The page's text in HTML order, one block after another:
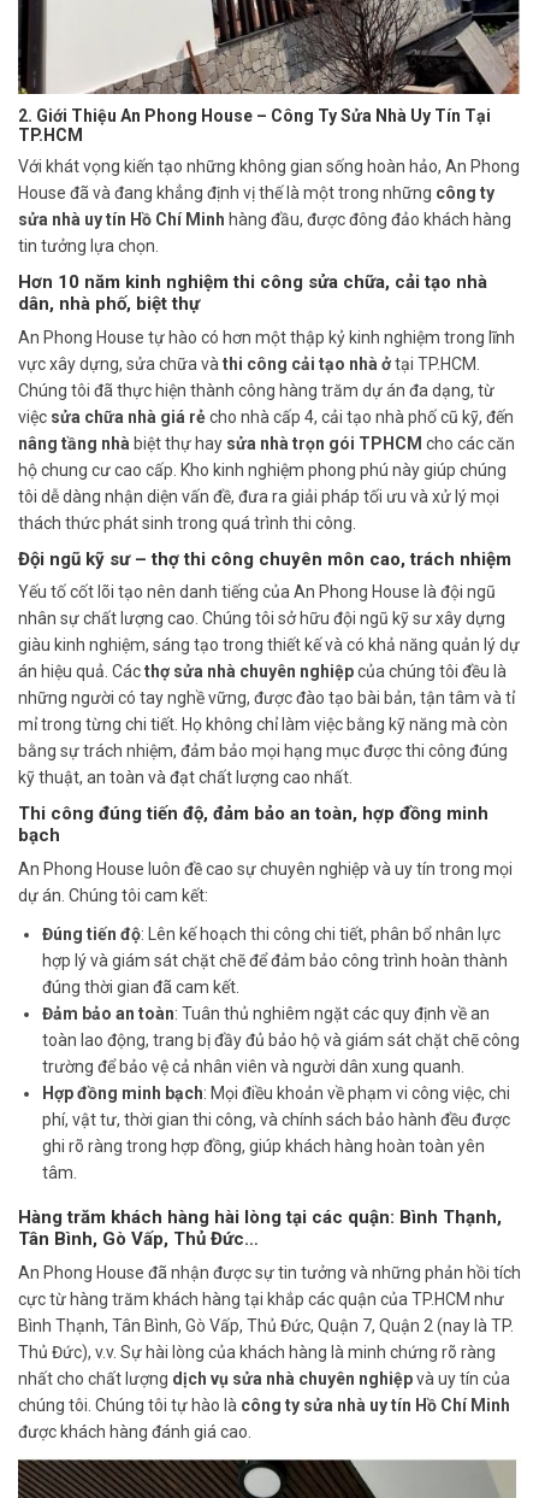
2. Giới Thiệu An Phong House – Công Ty Sửa Nhà Uy Tín Tại
TP.HCM
Với khát vọng kiến tạo những không gian sống hoàn hảo, An Phong
House đã và đang khẳng định vị thế là một trong những công ty
sửa nhà uy tín Hồ Chí Minh hàng đầu, được đông đảo khách hàng
tin tưởng lựa chọn.
Hơn 10 năm kinh nghiệm thi công sửa chữa, cải tạo nhà
dân, nhà phố, biệt thự
An Phong House tự hào có hơn một thập kỷ kinh nghiệm trong lĩnh
vực xây dựng, sửa chữa và thi công cải tạo nhà ởtại TP.HCM.
Chúng tôi đã thực hiện thành công hàng trăm dự án đa dạng, từ
việc sửa chữa nhà giá rẻcho nhà cấp 4, cải tạo nhà phố cũ kỹ, đến
nâng tầng nhà biệt thự hay sửa nhà trọn gói TPHCM cho các căn
hộ chung cư cao cấp. Kho kinh nghiệm phong phú này giúp chúng
tôi dễ dàng nhận diện vấn đề, đưa ra giải pháp tối ưu và xử lý mọi
thách thức phát sinh trong quá trình thi công.
Đội ngũ kỹ sư – thợ thi công chuyên môn cao, trách nhiệm
Yếu tố cốt lõi tạo nên danh tiếng của An Phong House là đội ngũ
nhân sự chất lượng cao. Chúng tôi sở hữu đội ngũ kỹ sư xây dựng
giàu kinh nghiệm, sáng tạo trong thiết kế và có khả năng quản lý dự
án hiệu quả. Cácthợ sửa nhà chuyên nghiệpcủa chúng tôi đều là
những người có tay nghề vững, được đào tạo bài bản, tận tâm và tỉ
mỉ trong từng chi tiết. Họ không chỉ làm việc bằng kỹ năng mà còn
bằng sự trách nhiệm, đảm bảo mọi hạng mục được thi công đúng
kỹ thuật, an toàn và đạt chất lượng cao nhất.
Thi công đúng tiến độ, đảm bảo an toàn, hợp đồng minh
bạch
An Phong House luôn đề cao sự chuyên nghiệp và uy tín trong mọi
dự án. Chúng tôi cam kết:
Đúng tiến độ: Lên kế hoạch thi công chi tiết, phân bổ nhân lực
hợp lý và giám sát chặt chẽ để đảm bảo công trình hoàn thành
đúng thời gian đã cam kết.
Đảm bảo an toàn: Tuân thủ nghiêm ngặt các quy định về an
toàn lao động, trang bị đầy đủ bảo hộ và giám sát chặt chẽ công
trường để bảo vệ cả nhân viên và người dân xung quanh.
Hợp đồng minh bạch: Mọi điều khoản về phạm vi công việc, chi
phí, vật tư, thời gian thi công, và chính sách bảo hành đều được
ghi rõ ràng trong hợp đồng, giúp khách hàng hoàn toàn yên
tâm.
Hàng trăm khách hàng hài lòng tại các quận: Bình Thạnh,
Tân Bình, Gò Vấp, Thủ Đức…
An Phong House đã nhận được sự tin tưởng và những phản hồi tích
cực từ hàng trăm khách hàng tại khắp các quận của TP.HCM như
Bình Thạnh, Tân Bình, Gò Vấp, Thủ Đức, Quận 7, Quận 2 (nay là TP.
Thủ Đức), v.v. Sự hài lòng của khách hàng là minh chứng rõ ràng
nhất cho chất lượng dịch vụ sửa nhà chuyên nghiệpvà uy tín của
chúng tôi. Chúng tôi tự hào là công ty sửa nhà uy tín Hồ Chí Minh
được khách hàng đánh giá cao.